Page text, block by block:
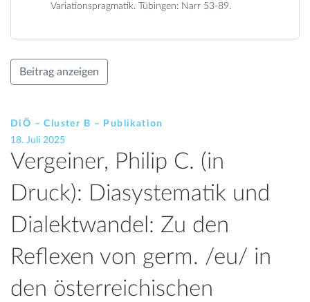
Variationspragmatik. Tübingen: Narr 53-89.
Beitrag anzeigen
DiÖ – Cluster B – Publikation
18. Juli 2025
Vergeiner, Philip C. (in
Druck): Diasystematik und
Dialektwandel: Zu den
Reflexen von germ. /eu/ in
den österreichischen